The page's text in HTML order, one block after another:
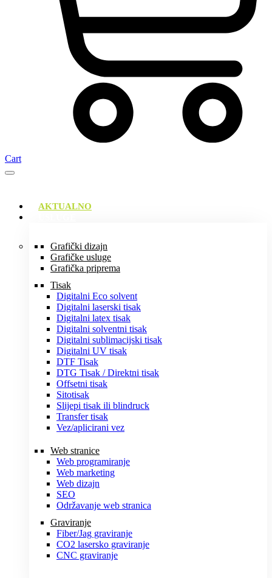
Cart
AKTUALNO
Grafički dizajn
Grafičke usluge
Grafička priprema
Tisak
Digitalni Eco solvent
Digitalni laserski tisak
Digitalni latex tisak
Digitalni solventni tisak
Digitalni sublimacijski tisak
Digitalni UV tisak
DTF Tisak
DTG Tisak / Direktni tisak
Offsetni tisak
Sitotisak
Slijepi tisak ili blindruck
Transfer tisak
Vez/aplicirani vez
Web stranice
Web programiranje
Web marketing
Web dizajn
SEO
Održavanje web stranica
Graviranje
Fiber/Jag graviranje
CO2 lasersko graviranje
CNC graviranje